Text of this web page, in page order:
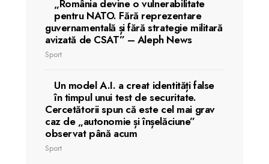
„România devine o vulnerabilitate
pentru NATO. Fără reprezentare
guvernamentală și fără strategie militară
avizată de CSAT” – Aleph News
Sport
Un model A.I. a creat identități false
în timpul unui test de securitate.
Cercetătorii spun că este cel mai grav
caz de „autonomie și înșelăciune”
observat până acum
Sport